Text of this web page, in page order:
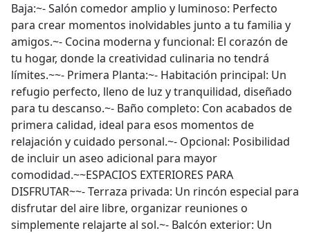
Baja:~- Salón comedor amplio y luminoso: Perfecto
para crear momentos inolvidables junto a tu familia y
amigos.~- Cocina moderna y funcional: El corazón de
tu hogar, donde la creatividad culinaria no tendrá
límites.~~- Primera Planta:~- Habitación principal: Un
refugio perfecto, lleno de luz y tranquilidad, diseñado
para tu descanso.~- Baño completo: Con acabados de
primera calidad, ideal para esos momentos de
relajación y cuidado personal.~- Opcional: Posibilidad
de incluir un aseo adicional para mayor
comodidad.~~ESPACIOS EXTERIORES PARA
DISFRUTAR~~- Terraza privada: Un rincón especial para
disfrutar del aire libre, organizar reuniones o
simplemente relajarte al sol.~- Balcón exterior: Un